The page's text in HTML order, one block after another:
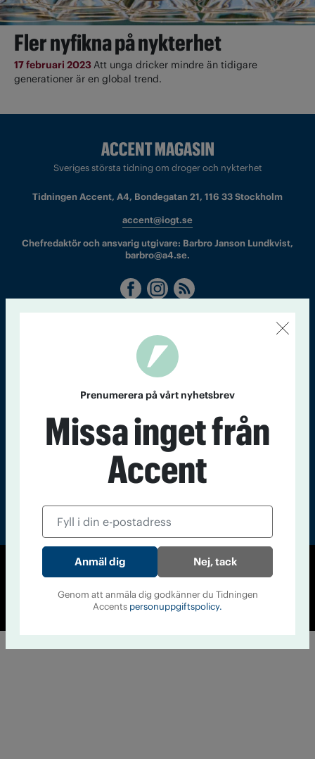
Fler nyfikna på nykterhet
17 februari 2023Att unga dricker mindre än tidigare
generationer är en global trend.
Sveriges största tidning om droger och nykterhet
Tidningen Accent, A4, Bondegatan 21, 116 33 Stockholm
accent@iogt.se
Chefredaktör och ansvarig utgivare: Barbro Janson Lundkvist,
barbro@a4.se.
nummer av
Accent
© Tidningen Accent 2026
Cookiepolicy
Personuppgiftspolicy
Prenumerera på vårt nyhetsbrev
Missa inget från
Accent
Nej, tack
Genom att anmäla dig godkänner du Tidningen
Accents personuppgiftspolicy.